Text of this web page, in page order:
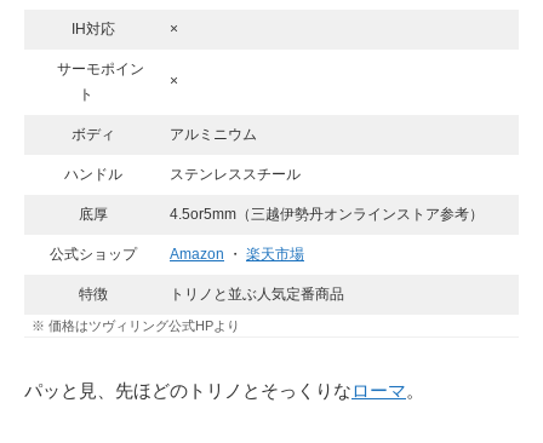
IH対応 ×
サーモポイン
ト
×
ボディ アルミニウム
ハンドル ステンレススチール
底厚 4.5or5mm（三越伊勢丹オンラインストア参考）
公式ショップ Amazon ・ 楽天市場
特徴 トリノと並ぶ人気定番商品
※ 価格はツヴィリング公式HPより
パッと見、先ほどのトリノとそっくりなローマ。